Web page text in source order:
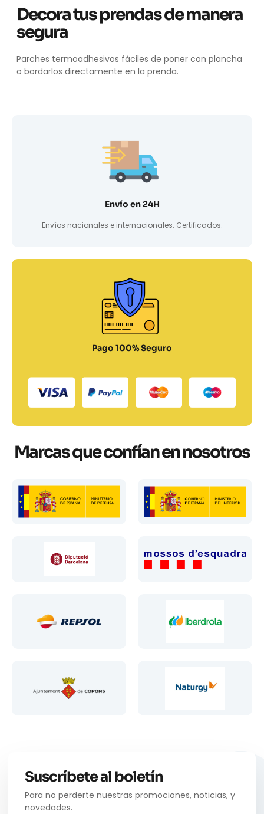
Decora tus prendas de manera
segura
Parches termoadhesivos fáciles de poner con plancha
o bordarlos directamente en la prenda.
Envío en 24H
Envíos nacionales e internacionales. Certificados.
Pago 100% Seguro
Marcas que confían en nosotros
Suscríbete al boletín
Para no perderte nuestras promociones, noticias, y
novedades.